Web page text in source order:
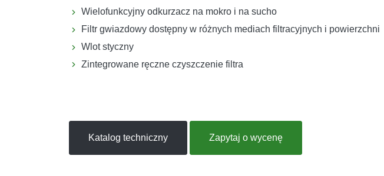
Wielofunkcyjny odkurzacz na mokro i na sucho
Filtr gwiazdowy dostępny w różnych mediach filtracyjnych i powierzchni
Wlot styczny
Zintegrowane ręczne czyszczenie filtra
Katalog techniczny Zapytaj o wycenę